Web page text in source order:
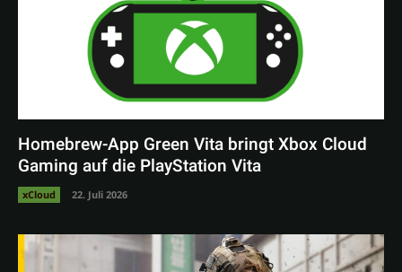
Homebrew-App Green Vita bringt Xbox Cloud
Gaming auf die PlayStation Vita
xCloud 22. Juli 2026